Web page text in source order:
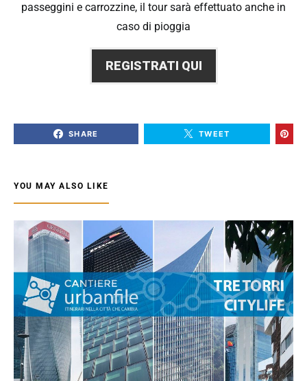
passeggini e carrozzine, il tour sarà effettuato anche in
caso di pioggia
REGISTRATI QUI
SHARE TWEET
YOU MAY ALSO LIKE